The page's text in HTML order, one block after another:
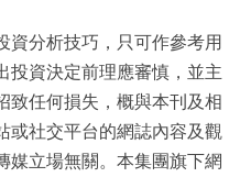
資分析技巧，只可作參考用
投資決定前理應審慎，並主
致任何損失，概與本刊及相
或社交平台的網誌內容及觀
媒立場無關。本集團旗下網